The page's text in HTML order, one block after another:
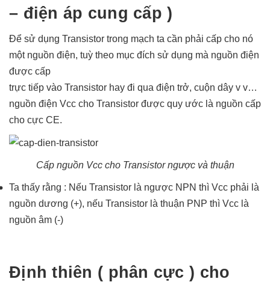
– điện áp cung cấp )
Để sử dụng Transistor trong mạch ta cần phải cấp cho nó
một nguồn điện, tuỳ theo mục đích sử dụng mà nguồn điện
được cấp
trực tiếp vào Transistor hay đi qua điện trở, cuộn dây v v…
nguồn điện Vcc cho Transistor được quy ước là nguồn cấp
cho cực CE.
Cấp nguồn Vcc cho Transistor ngược và thuận
Ta thấy rằng : Nếu Transistor là ngược NPN thì Vcc phải là
nguồn dương (+), nếu Transistor là thuận PNP thì Vcc là
nguồn âm (-)
Định thiên ( phân cực ) cho